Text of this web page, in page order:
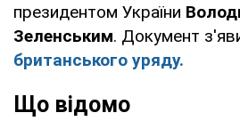
президентом України
Зеленським. Документ
британського уряду.
Що відомо